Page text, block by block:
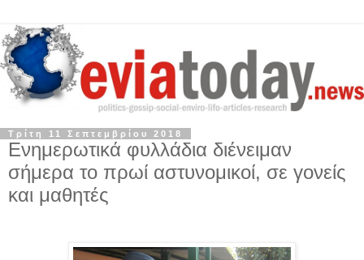
Τρίτη 11 Σεπτεμβρίου 2018
Ενημερωτικά φυλλάδια διένειμαν
σήμερα το πρωί αστυνομικοί, σε γονείς
και μαθητές